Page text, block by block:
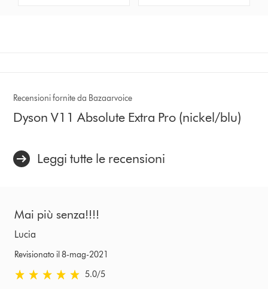
Recensioni fornite da Bazaarvoice
Dyson V11 Absolute Extra Pro (nickel/blu)
Leggi tutte le recensioni
Mai più senza!!!!
Lucia
Revisionato il 8-mag-2021
5.0 stelle su 5 da Revisionato il 8-mag-2021 Ratings
5.0/5